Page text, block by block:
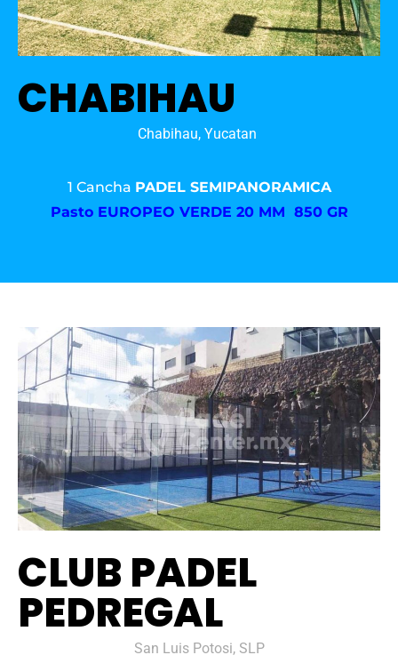
CHABIHAU
Chabihau, Yucatan
1 Cancha PADEL SEMIPANORAMICA
Pasto EUROPEO VERDE 20 MM 850 GR
CLUB PADEL
PEDREGAL
San Luis Potosi, SLP